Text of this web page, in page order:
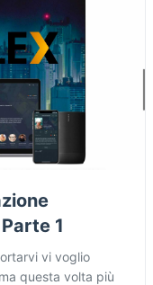
1
vi voglio
questa volta più